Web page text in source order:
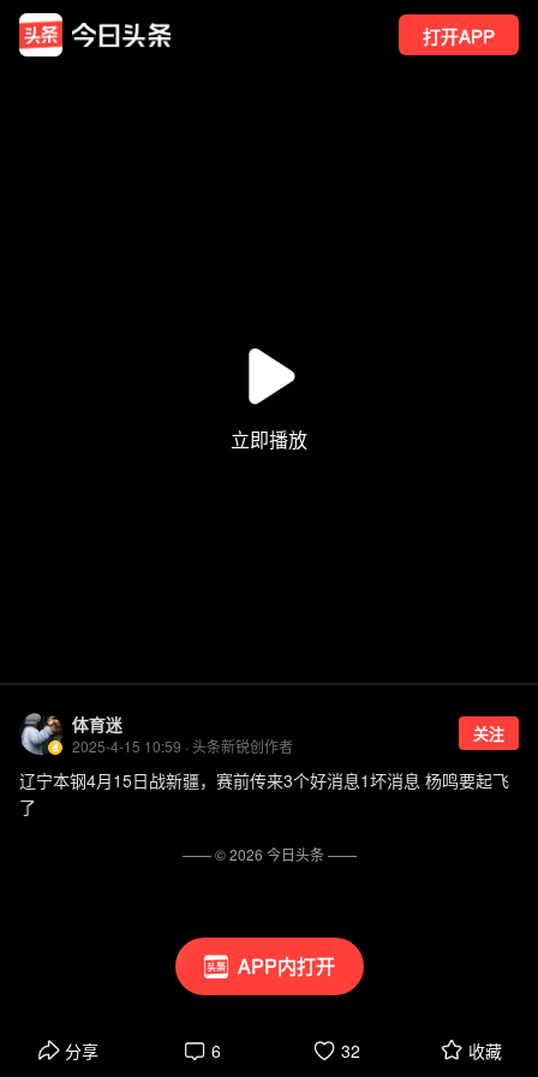
打开APP
APP内打开
体育迷
2025-4-15 10:59 · 头条新锐创作者
关注
辽宁本钢4月15日战新疆，赛前传来3个好消息1坏消息 杨鸣要起飞
了
分享 6 32 收藏
—— ©2026 今日头条——